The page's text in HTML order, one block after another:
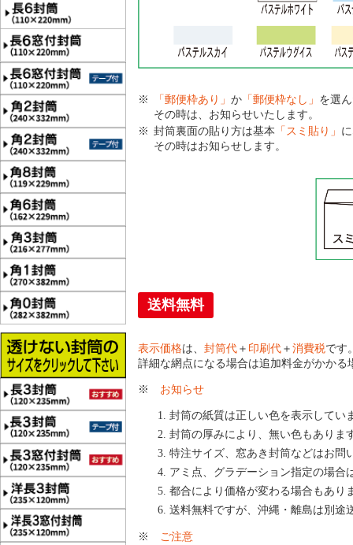
「郵便枠あり」 か 「郵便枠なし」 を選
その時は、お知らせいたします。
封筒裏面の貼り方は基本 「スミ貼り」
その時はお知らせします。
送料無料
表示価格は、 封筒代 ＋ 印刷代 ＋ 消費税です
詳細な網点になる場合は追加料金がかかる
※ お知らせ
封筒の紙質は正しい色を表示してい
封筒の厚みにより、無い色もありま
特注サイズ、窓あき封筒などはお問
アミ点、グラデーション指定の場合
都合により価格が変わる場合もあり
送料無料ですが、沖縄・離島は別途
※ ご注意